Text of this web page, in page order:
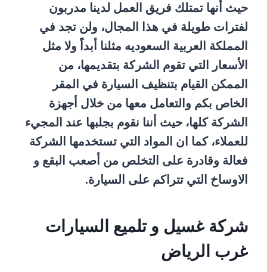
حيث أنها تمتلك فريق العمل لدينا مدربون
لفترات طويلة في هذا المجال، ولن تجد في
المملكة العربية السعوديه مثلنا أبداً ولا مثل
الأسعار التي تقوم الشركة بتقديمها، من
الممكن القيام بتنظيف السيارة في المقر
الخاص بكم والتعامل معها من خلال أجهزة
الشركة كلها، حيث أننا نقوم بجلبها عند المجيء
للعملاء، كما ان المواد التي تستخدمها الشركة
فعالة وقادرة على التخلص من أصعب البقع و
الاوساخ التي تتراكم على السيارة.
شركة غسيل و تلميع السيارات
غرب الرياض